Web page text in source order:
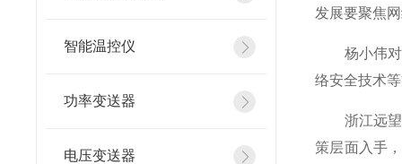
智能温控仪
功率变送器
电压变送器
发展要聚焦
杨小伟对此
络安全技术
浙江远望信
策层面入手